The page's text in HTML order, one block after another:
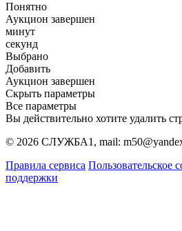
Понятно
Аукцион завершен
минут
секунд
Выбрано
Добавить
Аукцион завершен
Скрыть параметры
Все параметры
Вы действительно хотите удалить
© 2026 СЛУЖБА1, mail:
Правила сервиса Пользовательское
поддержки